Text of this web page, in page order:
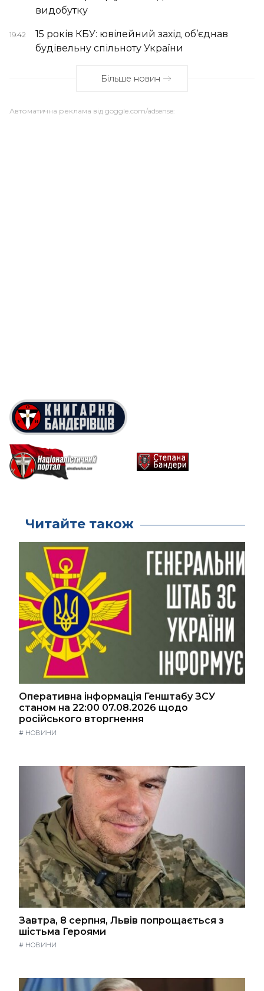
видобутку
19:42
15 років КБУ: ювілейний захід об’єднав
будівельну спільноту України
Більше новин
Автоматична реклама від goggle.com/adsense:
Читайте також
Оперативна інформація Генштабу ЗСУ
станом на 22:00 07.08.2026 щодо
російського вторгнення
# НОВИНИ
Завтра, 8 серпня, Львів попрощається з
шістьма Героями
# НОВИНИ